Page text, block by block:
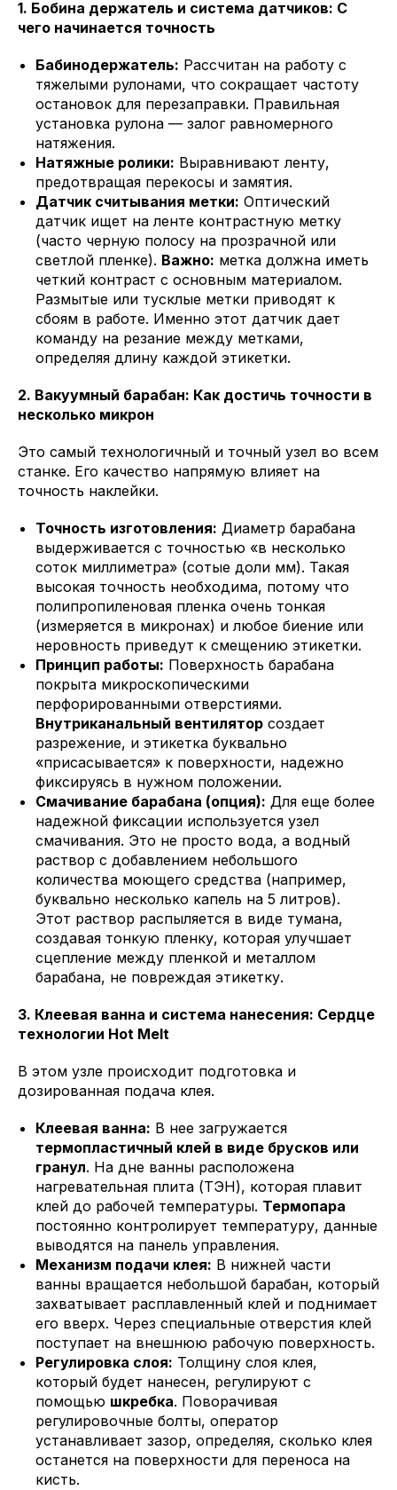
1. Бобина держатель и система датчиков: С
чего начинается точность
Бабинодержатель: Рассчитан на работу с
тяжелыми рулонами, что сокращает частоту
остановок для перезаправки. Правильная
установка рулона — залог равномерного
натяжения.
Натяжные ролики: Выравнивают ленту,
предотвращая перекосы и замятия.
Датчик считывания метки: Оптический
датчик ищет на ленте контрастную метку
(часто черную полосу на прозрачной или
светлой пленке). Важно: метка должна иметь
четкий контраст с основным материалом.
Размытые или тусклые метки приводят к
сбоям в работе. Именно этот датчик дает
команду на резание между метками,
определяя длину каждой этикетки.
2. Вакуумный барабан: Как достичь точности в
несколько микрон
Это самый технологичный и точный узел во всем
станке. Его качество напрямую влияет на
точность наклейки.
Точность изготовления: Диаметр барабана
выдерживается с точностью «в несколько
соток миллиметра» (сотые доли мм). Такая
высокая точность необходима, потому что
полипропиленовая пленка очень тонкая
(измеряется в микронах) и любое биение или
неровность приведут к смещению этикетки.
Принцип работы: Поверхность барабана
покрыта микроскопическими
перфорированными отверстиями.
Внутриканальный вентилятор создает
разрежение, и этикетка буквально
«присасывается» к поверхности, надежно
фиксируясь в нужном положении.
Смачивание барабана (опция): Для еще более
надежной фиксации используется узел
смачивания. Это не просто вода, а водный
раствор с добавлением небольшого
количества моющего средства (например,
буквально несколько капель на 5 литров).
Этот раствор распыляется в виде тумана,
создавая тонкую пленку, которая улучшает
сцепление между пленкой и металлом
барабана, не повреждая этикетку.
3. Клеевая ванна и система нанесения: Сердце
технологии Hot Melt
В этом узле происходит подготовка и
дозированная подача клея.
Клеевая ванна: В нее загружается
термопластичный клей в виде брусков или
гранул. На дне ванны расположена
нагревательная плита (ТЭН), которая плавит
клей до рабочей температуры. Термопара
постоянно контролирует температуру, данные
выводятся на панель управления.
Механизм подачи клея: В нижней части
ванны вращается небольшой барабан, который
захватывает расплавленный клей и поднимает
его вверх. Через специальные отверстия клей
поступает на внешнюю рабочую поверхность.
Регулировка слоя: Толщину слоя клея,
который будет нанесен, регулируют с
помощью шкребка. Поворачивая
регулировочные болты, оператор
устанавливает зазор, определяя, сколько клея
останется на поверхности для переноса на
кисть.